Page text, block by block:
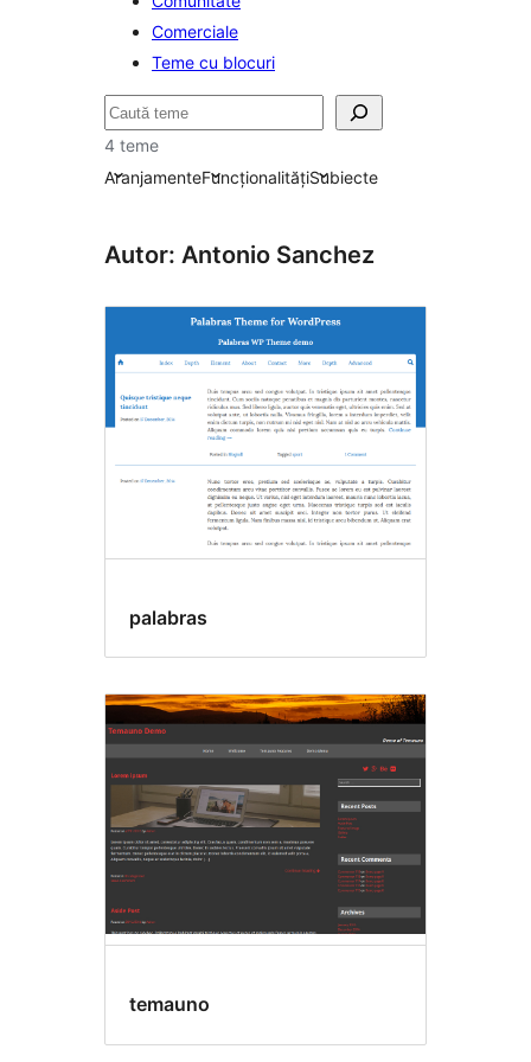
Comerciale
Teme cu blocuri
Caută
4 teme
AranjamenteFuncționalitățiSubiecte
Autor: Antonio Sanchez
palabras
temauno